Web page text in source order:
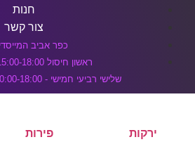
חנות
צור קשר
כפר אביב המייסדים
ראשון חיסול 15:00-18:00 שני - סגור
שלישי רביעי חמישי - 10:00-18:00 שישי- 8:00-13:00
ירקות פירות